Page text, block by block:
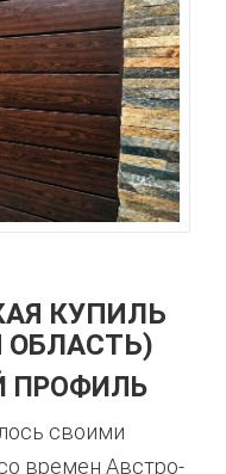
КУПИЛЬ
ОБЛАСТЬ)
ПРОФИЛЬ
своими
времен Австро-